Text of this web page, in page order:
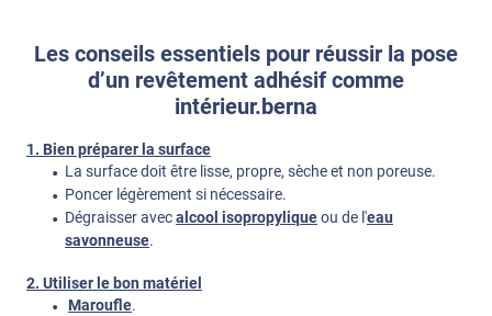
Les conseils essentiels pour réussir la pose
d’un revêtement adhésif comme
intérieur.berna
1. Bien préparer la surface
La surface doit être lisse, propre, sèche et non poreuse.
Poncer légèrement si nécessaire.
Dégraisser avecalcool isopropyliqueou de l'eau
savonneuse.
2. Utiliser le bon matériel
Maroufle.